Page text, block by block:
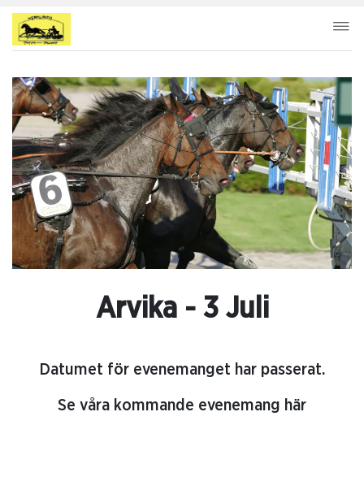
Arvika - 3 Juli
Datumet för evenemanget har passerat.
Se våra kommande evenemang här